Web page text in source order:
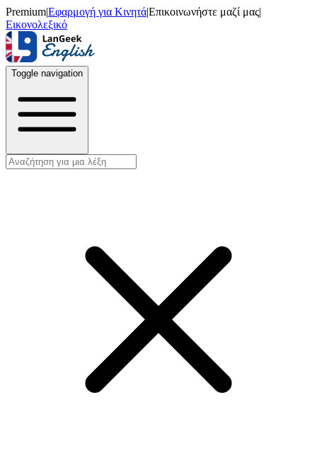
Premium|Εφαρμογή για Κινητά|Επικοινωνήστε μαζί μας|
Εικονολεξικό
Toggle navigation